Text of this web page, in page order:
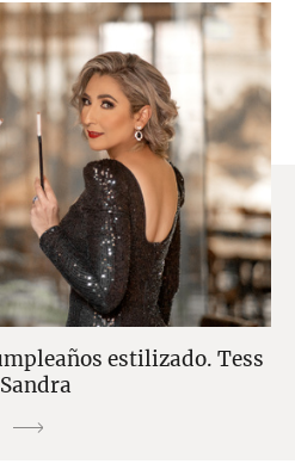
estilizado. Tess